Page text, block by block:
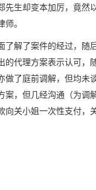
先生却变本加厉，竟
。
了解了案件的经过，
的代理方案表示认可
做了庭前调解，但均
案，但几经沟通（为
向关小姐一次性支付，